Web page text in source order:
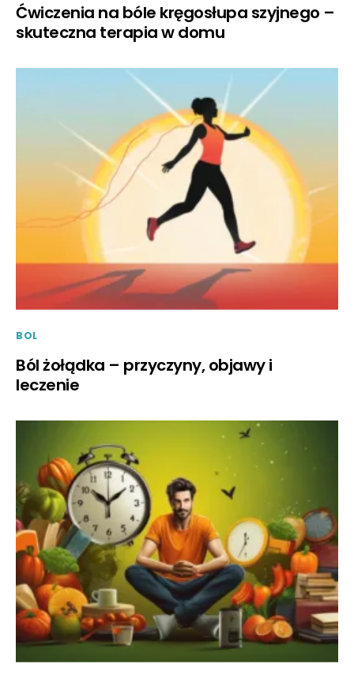
Ćwiczenia na bóle kręgosłupa szyjnego –
skuteczna terapia w domu
BOL
Ból żołądka – przyczyny, objawy i
leczenie